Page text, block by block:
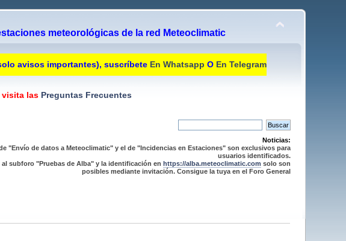
meteorológicas de la red Meteoclimatic
avisos importantes), suscríbete En Whatsapp O En Telegram
visita lasPreguntas Frecuentes
Noticias:
"Envío de datos a Meteoclimatic" y el de "Incidencias en Estaciones" son exclusivos para
usuarios identificados.
al subforo "Pruebas de Alba" y la identificación en https://alba.meteoclimatic.com solo son
posibles mediante invitación. Consigue la tuya en el Foro General